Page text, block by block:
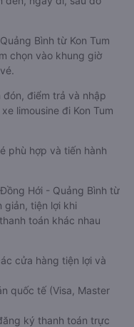
Bình từ Kon Tum
chọn vào khung giờ
điểm trả và nhập
limousine đi Kon Tum
phù hợp và tiến hành
Hới - Quảng Bình từ
giản, tiện lợi khi
toán khác nhau
cửa hàng tiện lợi và
quốc tế (Visa, Master
ký thanh toán trực